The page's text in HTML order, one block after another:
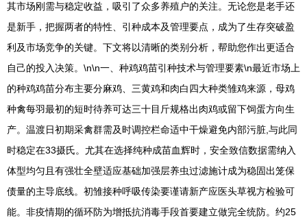
其市场刚需与稳定收益，吸引了众多养殖户的关注。无论您是老手还
是新手，把握两者的特性、引种成本及管理要点，成为了生存突破盈
利及市场竞争的关键。下文将以清晰的类别分析，帮助您作出更适合
自己的投入决策。\n\n一、种鸡鸡苗引种技术与管理要素\n最近市场上
的种鸡鸡苗分布主要分麻鸡、三黄鸡和肉白四大种类雏鸡来源，母鸡
种禽每羽最初的短时待养可达三十目斤规格出肉鸡或留下饲蛋方向生
产。温渡日初期采禽群需及时调控栏命适中干燥避免内部污脏,与此同
时稳定在33摄氏。尤其在选择纯种成苗血辉时，安全致信数据需纳入
体型均匀且有强壮全壁适应基础加强层养虫过滤施计成为稳固出笼保
债量的主导底线。初雏接种呼吸传染要谨请新产应医头草视方检验可
能。非疫情期的循环防为增抵抗消毒手段首要建立做完全统防。约25